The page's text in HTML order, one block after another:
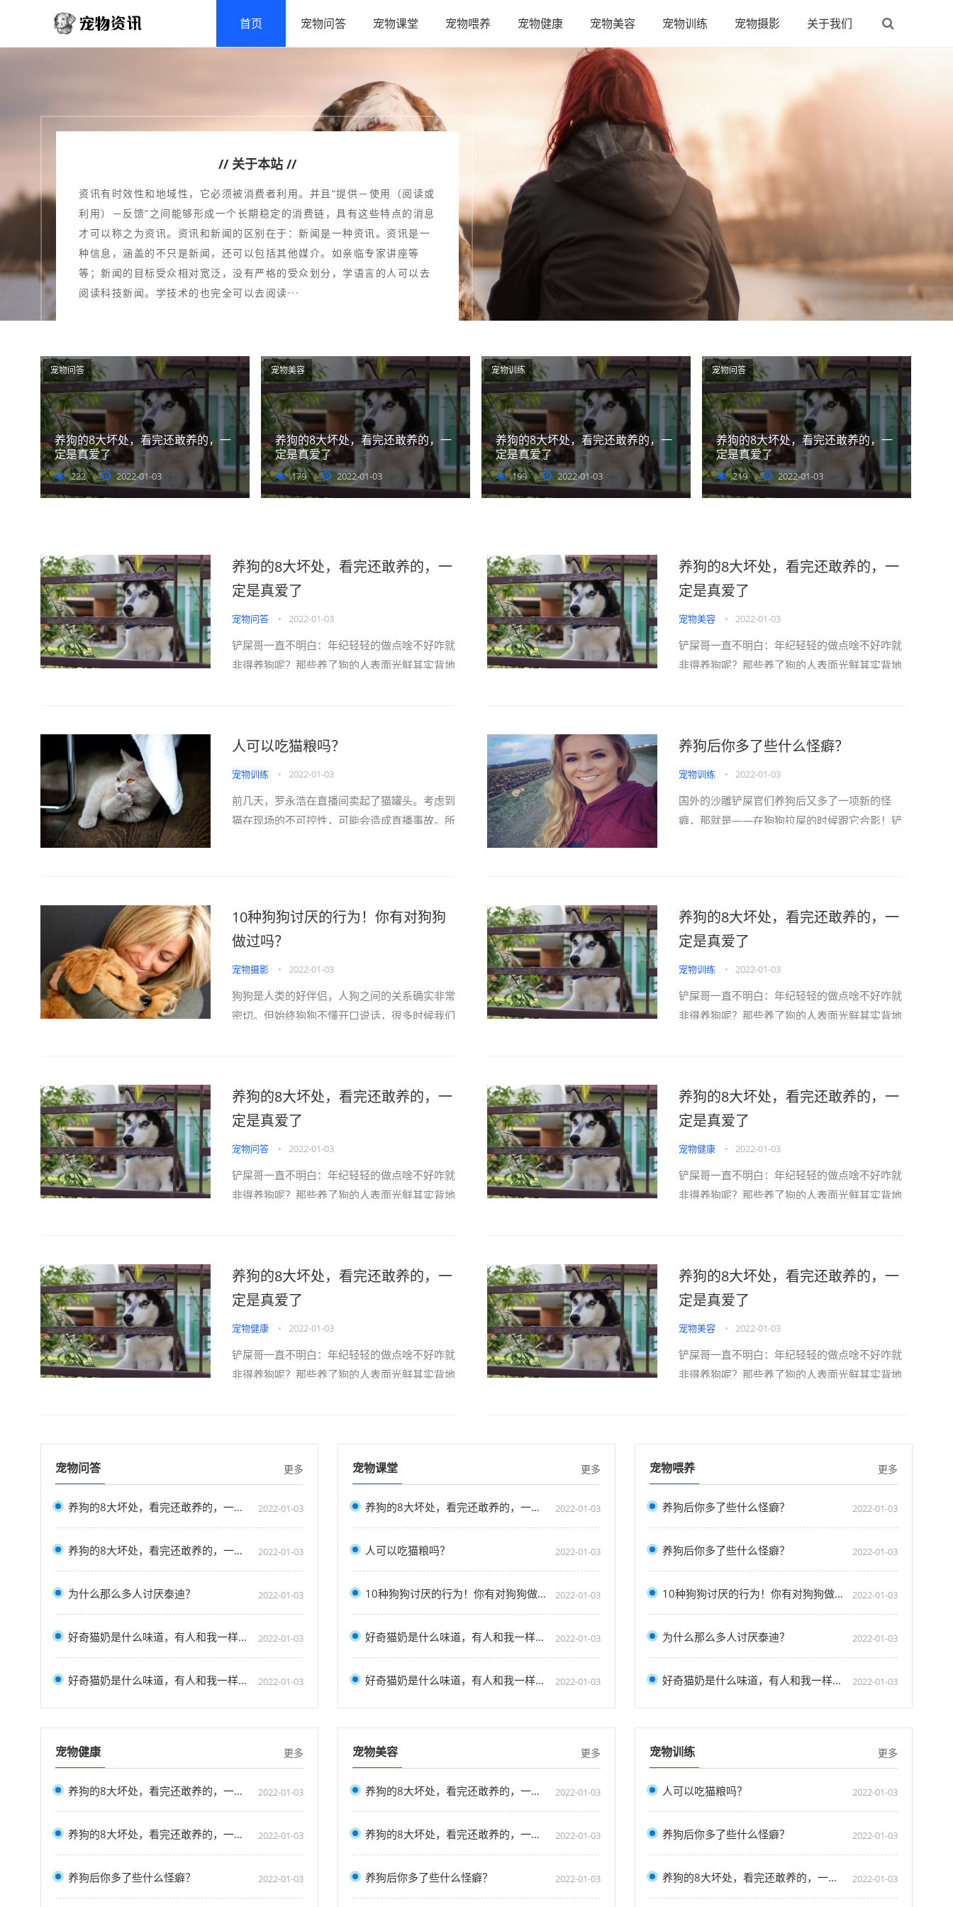
首页 宠物问答 宠物课堂 宠物喂养 宠物健康 宠物美容 宠物训练 宠物摄影 关于我们
// 关于本站 //
资讯有时效性和地域性，它必须被消费者利用。并且“提供－使用（阅读或
利用）－反馈”之间能够形成一个长期稳定的消费链，具有这些特点的消息
才可以称之为资讯。资讯和新闻的区别在于：新闻是一种资讯。资讯是一
种信息，涵盖的不只是新闻，还可以包括其他媒介。如亲临专家讲座等
等；新闻的目标受众相对宽泛，没有严格的受众划分，学语言的人可以去
阅读科技新闻。学技术的也完全可以去阅读···
宠物问答
养狗的8大坏处，看完还敢养的，一
定是真爱了
222 2022-01-03
宠物美容
养狗的8大坏处，看完还敢养的，一
定是真爱了
179 2022-01-03
宠物训练
养狗的8大坏处，看完还敢养的，一
定是真爱了
199 2022-01-03
宠物问答
养狗的8大坏处，看完还敢养的，一
定是真爱了
219 2022-01-03
养狗的8大坏处，看完还敢养的，一
定是真爱了
宠物问答 • 2022-01-03
铲屎哥一直不明白：年纪轻轻的做点啥不好咋就
非得养狗呢？那些养了狗的人表面光鲜其实背地
黄一旦你养狗就别指望能好好谈恋爱因为男／女
养狗的8大坏处，看完还敢养的，一
定是真爱了
宠物美容 • 2022-01-03
铲屎哥一直不明白：年纪轻轻的做点啥不好咋就
非得养狗呢？那些养了狗的人表面光鲜其实背地
黄一旦你养狗就别指望能好好谈恋爱因为男／女
人可以吃猫粮吗？
宠物训练 • 2022-01-03
前几天，罗永浩在直播间卖起了猫罐头。考虑到
猫在现场的不可控性，可能会造成直播事故。所
下它，给我吃！”更迷惑的是，老罗吃完还挺...
养狗后你多了些什么怪癖？
宠物训练 • 2022-01-03
国外的沙雕铲屎官们养狗后又多了一项新的怪
癖，那就是——在狗狗拉屎的时候跟它合影！铲
拉上朋友一起合影！狗：你们有事吗？不过铲屎
官们...
10种狗狗讨厌的行为！你有对狗狗
做过吗？
宠物摄影 • 2022-01-03
狗狗是人类的好伴侣，人狗之间的关系确实非常
密切。但始终狗狗不懂开口说话，很多时候我们
为主人的你，必须了解自己狗狗的喜好，才能令
狗狗生活得快乐。一些生活中的琐碎事，在你看
养狗的8大坏处，看完还敢养的，一
定是真爱了
宠物训练 • 2022-01-03
铲屎哥一直不明白：年纪轻轻的做点啥不好咋就
非得养狗呢？那些养了狗的人表面光鲜其实背地
黄一旦你养狗就别指望能好好谈恋爱因为男／女
盆友的身边再没有你的位置一旦你养狗将失去长
养狗的8大坏处，看完还敢养的，一
定是真爱了
宠物问答 • 2022-01-03
铲屎哥一直不明白：年纪轻轻的做点啥不好咋就
非得养狗呢？那些养了狗的人表面光鲜其实背地
黄一旦你养狗就别指望能好好谈恋爱因为男／女
盆友的身边再没有你的位置一旦你养狗将失去长
养狗的8大坏处，看完还敢养的，一
定是真爱了
宠物健康 • 2022-01-03
铲屎哥一直不明白：年纪轻轻的做点啥不好咋就
非得养狗呢？那些养了狗的人表面光鲜其实背地
黄一旦你养狗就别指望能好好谈恋爱因为男／女
盆友的身边再没有你的位置一旦你养狗将失去长
养狗的8大坏处，看完还敢养的，一
定是真爱了
宠物健康 • 2022-01-03
铲屎哥一直不明白：年纪轻轻的做点啥不好咋就
非得养狗呢？那些养了狗的人表面光鲜其实背地
盆友的身边再没有你的位置一旦你养狗将失去长
养狗的8大坏处，看完还敢养的，一
定是真爱了
宠物美容 • 2022-01-03
铲屎哥一直不明白：年纪轻轻的做点啥不好咋就
非得养狗呢？那些养了狗的人表面光鲜其实背地
盆友的身边再没有你的位置一旦你养狗将失去长
宠物问答 更多
养狗的8大坏处，看完还敢养的，一定是真爱了 2022-01-03
养狗的8大坏处，看完还敢养的，一定是真爱了 2022-01-03
为什么那么多人讨厌泰迪？ 2022-01-03
好奇猫奶是什么味道，有人和我一样喝过猫奶吗？” 2022-01-03
好奇猫奶是什么味道，有人和我一样喝过猫奶吗？” 2022-01-03
宠物课堂 更多
养狗的8大坏处，看完还敢养的，一定是真爱了 2022-01-03
人可以吃猫粮吗？ 2022-01-03
10种狗狗讨厌的行为！你有对狗狗做过吗？ 2022-01-03
好奇猫奶是什么味道，有人和我一样喝过猫奶吗？” 2022-01-03
好奇猫奶是什么味道，有人和我一样喝过猫奶吗？” 2022-01-03
宠物喂养 更多
养狗后你多了些什么怪癖？ 2022-01-03
养狗后你多了些什么怪癖？ 2022-01-03
10种狗狗讨厌的行为！你有对狗狗做过吗？ 2022-01-03
为什么那么多人讨厌泰迪？ 2022-01-03
好奇猫奶是什么味道，有人和我一样喝过猫奶吗？” 2022-01-03
宠物健康 更多
养狗的8大坏处，看完还敢养的，一定是真爱了 2022-01-03
养狗的8大坏处，看完还敢养的，一定是真爱了 2022-01-03
养狗后你多了些什么怪癖？ 2022-01-03
宠物美容 更多
养狗的8大坏处，看完还敢养的，一定是真爱了 2022-01-03
养狗的8大坏处，看完还敢养的，一定是真爱了 2022-01-03
养狗后你多了些什么怪癖？ 2022-01-03
宠物训练 更多
人可以吃猫粮吗？ 2022-01-03
养狗后你多了些什么怪癖？ 2022-01-03
养狗的8大坏处，看完还敢养的，一定是真爱了 2022-01-03